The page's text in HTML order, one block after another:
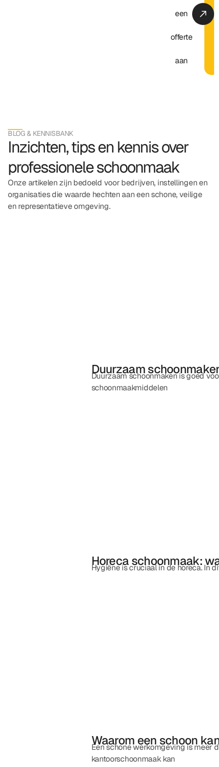
een
offerte
aan
BLOG & KENNISBANK
Inzichten, tips en kennis over
professionele schoonmaak
Onze artikelen zijn bedoeld voor bedrijven, instellingen en
organisaties die waarde hechten aan een schone, veilige
en representatieve omgeving.
Duurzaam
Duurzaam schoonmaken is goed
schoonmaakmiddelen
Horeca schoonmaak:
Hygiëne is cruciaal in de horeca. In
Waarom een schoon
Een schone werkomgeving is meer
kantoorschoonmaak kan